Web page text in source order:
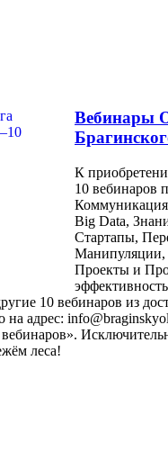
Вебинары
К
10 вебинаров
Big Data,
Стартапы,
Манипуляции,
Проекты и
10 вебинаров из
адрес:
леса!